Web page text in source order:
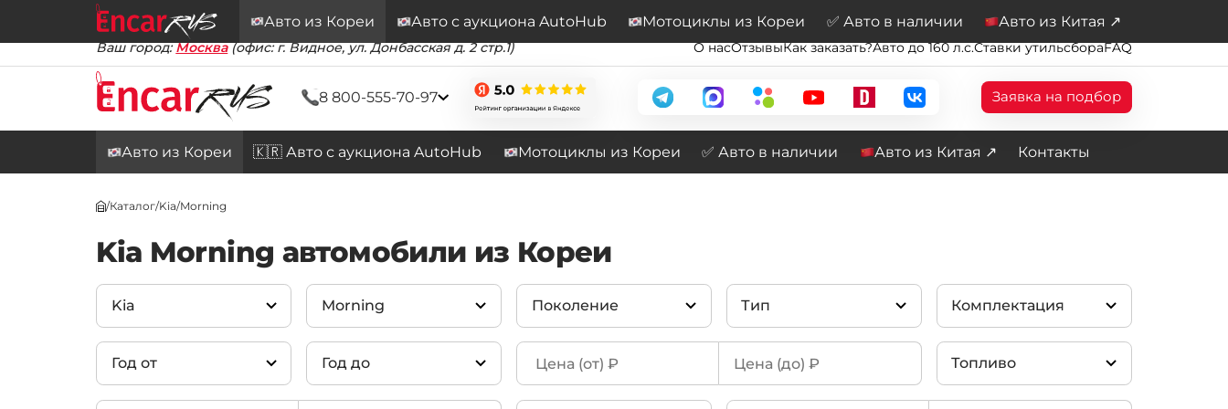
Подписывайтесь на наш канал
Ваш город:Москва (офис: г. Видное, ул. Донбасская д. 2 стр.1) О насОтзывыКак заказать?Авто до 160 л.с.Ставки утильсбораFAQ
8 800-555-70-97 Заявка на подбор
Авто из Кореи 🇰🇷 Авто с аукциона AutoHub Мотоциклы из Кореи ✅ Авто в наличии Авто из Китая ↗ Контакты
Авто из Кореи Авто с аукциона AutoHub Мотоциклы из Кореи ✅ Авто в наличии Авто из Китая ↗
/Каталог/Kia/Morning
Kia Morning автомобили из Кореи
Kia
Kia(324)
Morning
Carnival(5025)
Поколение
Morning JA
(рестайлинг, 2023-
(166)
Тип
Prestige(131)
Комплектация
Edge-UP(13)
Год от Год до Топливо